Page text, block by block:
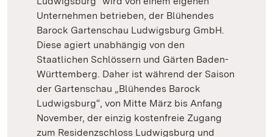
Unternehmen betrieben, der Blühendes
Barock Gartenschau Ludwigsburg GmbH.
Diese agiert unabhängig von den
Staatlichen Schlössern und Gärten Baden-
Württemberg. Daher ist während der Saison
der Gartenschau „Blühendes Barock
Ludwigsburg“, von Mitte März bis Anfang
November, der einzig kostenfreie Zugang
zum Residenzschloss Ludwigsburg und